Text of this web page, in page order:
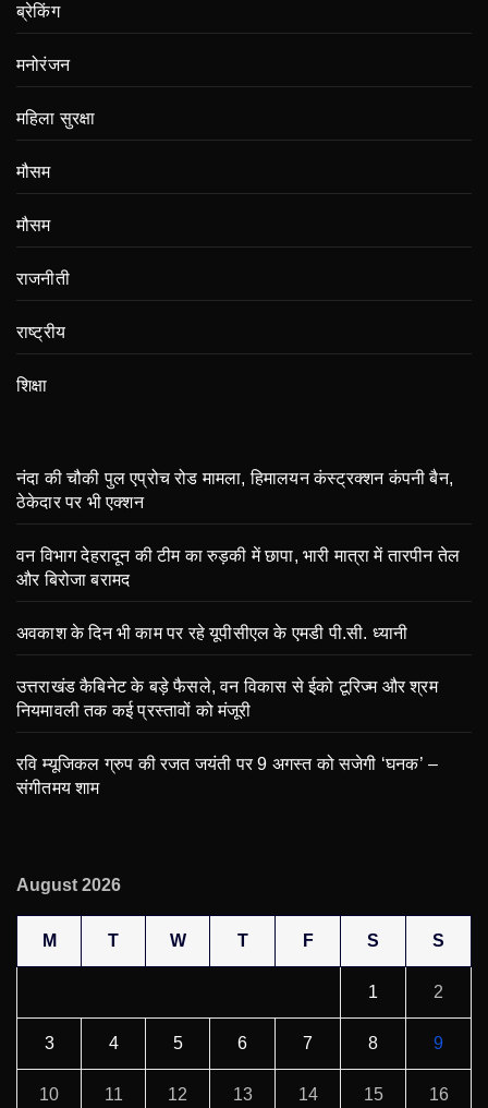
ब्रेकिंग
मनोरंजन
महिला सुरक्षा
मौसम
मौसम
राजनीती
राष्ट्रीय
शिक्षा
नंदा की चौकी पुल एप्रोच रोड मामला, हिमालयन कंस्ट्रक्शन कंपनी बैन,
ठेकेदार पर भी एक्शन
वन विभाग देहरादून की टीम का रुड़की में छापा, भारी मात्रा में तारपीन तेल
और बिरोजा बरामद
अवकाश के दिन भी काम पर रहे यूपीसीएल के एमडी पी.सी. ध्यानी
उत्तराखंड कैबिनेट के बड़े फैसले, वन विकास से ईको टूरिज्म और श्रम
नियमावली तक कई प्रस्तावों को मंजूरी
रवि म्यूजिकल ग्रुप की रजत जयंती पर 9 अगस्त को सजेगी ‘घनक’ –
संगीतमय शाम
August 2026
M T W T F S S
1 2
3 4 5 6 7 8 9
10 11 12 13 14 15 16